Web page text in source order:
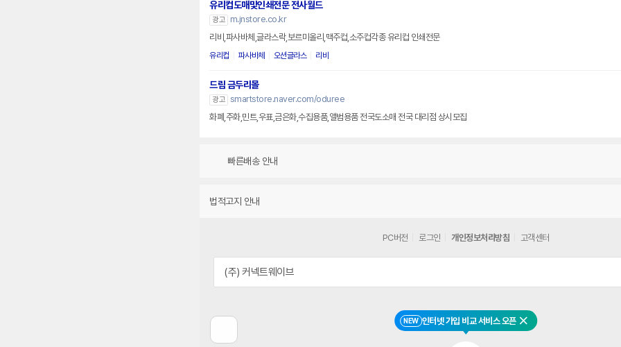
NEW 인터넷 가입 비교 서비스 오픈 닫기
유리컵도매및인쇄전문 전사월드
광고
m.jnstore.co.kr
리비,파사바체,글라스락,보르미올리,맥주컵,소주컵각종 유리컵 인쇄전문
유리컵 파사바체 오션글라스 리비
드림 금두리몰
광고 smartstore.naver.com/oduree
화폐,주화,민트,우표,금은화,수집용품,앨범용품 전국도소매 전국 대리점 상시모집
빠른배송 안내
법적고지 안내
전
PC버전 로그인 개인정보처리방침 고객센터
(주) 커넥트웨이브